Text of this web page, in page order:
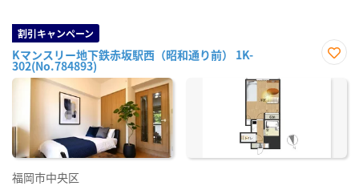
割引キャンペーン
Kマンスリー地下鉄赤坂駅西（昭和通り前） 1K-
302(No.784893)
に入
福岡市中央区